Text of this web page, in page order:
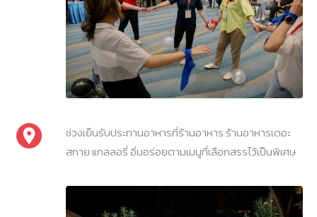
ช่วงเย็นรับประทานอาหารที่ร้านอาหาร ร้านอาหารเดอะ
สกาย แกลลอรี่ อิ่มอร่อยตามเมนูที่เลือกสรรไว้เป็นพิเศษ